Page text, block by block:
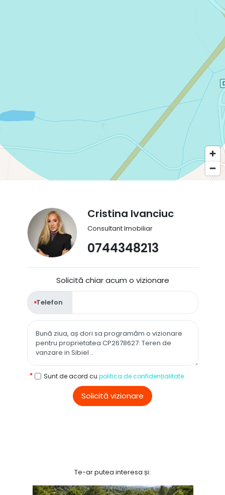
Cristina Ivanciuc
Consultant Imobiliar
0744348213
Solicită chiar acum o vizionare
Telefon
Sunt de acord cu politica de confidențialitate
Solicită vizionare
Te-ar putea interesa și: